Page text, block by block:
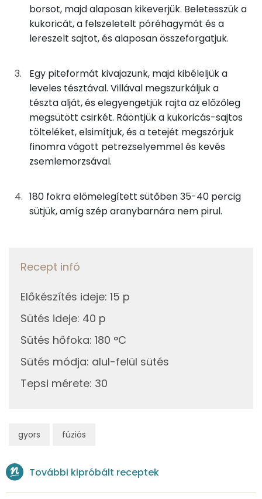
gyors fúziós
28gtojás
35 kcal
habtejszín
97 kcal
57gcsemegekukorica
49 kcal
13gpóréhagyma
3 kcal
25gsajt
88 kcal
46g
leveles tészta
5g zsemlemorzsa
20 kcal
0g bors
Összesen
Nátrium
Foszfor
Kálcium
Magnézium
Szelén
TOP vitaminok
C vitamin:
Lut-zea
Fehérje
Összesen
Zsír
Telített zsírsav
Többszörösen telítetlen zsírsav
borsot, majd alaposan kikeverjük. Beletesszük a
kukoricát, a felszeletelt póréhagymát és a
lereszelt sajtot, és alaposan összeforgatjuk.
Egy piteformát kivajazunk, majd kibéleljük a
leveles tésztával. Villával megszurkáljuk a
tészta alját, és elegyengetjük rajta az előzőleg
megsütött csirkét. Ráöntjük a kukoricás-sajtos
tölteléket, elsimítjuk, és a tetejét megszórjuk
finomra vágott petrezselyemmel és kevés
zsemlemorzsával.
180 fokra előmelegített sütőben 35-40 percig
sütjük, amíg szép aranybarnára nem pirul.
Recept infó
Előkészítés ideje: 15 p
Sütés ideje: 40 p
Sütés hőfoka: 180 °C
Sütés módja: alul-felül sütés
Tepsi mérete: 30
További kipróbált receptek